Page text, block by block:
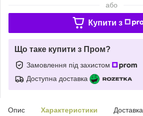
або
Купити з
Що таке купити з Пром?
Замовлення під захистом
Доступна доставка
Опис Характеристики Доставка